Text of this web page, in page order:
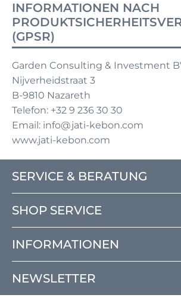
INFORMATIONEN NACH
(GPSR)
Garden Consulting & Investment
Nijverheidstraat 3
B-9810 Nazareth
Telefon: +32 9 236 30 30
Email: info@jati-kebon.com
www.jati-kebon.com
SERVICE & BERATUNG
SHOP SERVICE
INFORMATIONEN
NEWSLETTER